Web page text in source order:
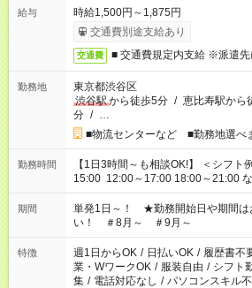
給与
時給1,500円～1,875円
交通費別途支給あり
交通費 ■ 交通費規定内支給 ※派遣先
勤務地
東京都渋谷区
渋谷駅から徒歩5分 / 恵比寿駅から
分 / …
■物流センターなど ■勤務地選べ
勤務時間
【1日3時間～も相談OK!】 ＜シフト例＞ 9:00～12:00 10:00～
15:00 12:00～17:00 18:00～21:00 など こちら以外の時間
お気軽にご相談ください！
期間
単発1日～！ ★勤務開始日や期間は
い！ ＃8月～ ＃9月～
特徴 週1日からOK / 日払いOK / 履歴書不
業・WワークOK / 服装自由 / シフト
集 / 電話対応なし / パソコンスキル